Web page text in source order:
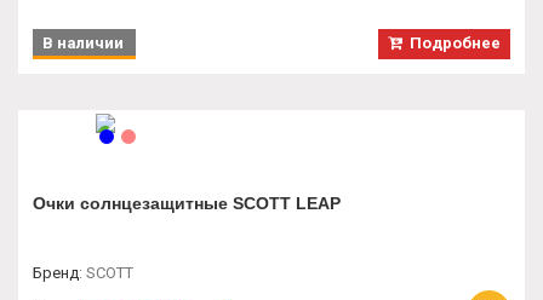
Подробнее
В наличии
Очки солнцезащитные SCOTT LEAP
Бренд: SCOTT